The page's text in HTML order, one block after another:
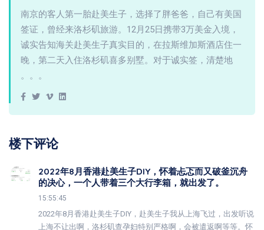
南京的客人第一胎赴美生子，选择了胖爸爸，自己有美国
签证，曾经来洛杉矶旅游。12月25日携带3万美金入境，
诚实告知海关赴美生子真实目的，在拉斯维加斯酒店住一
晚，第二天入住洛杉矶喜多别墅。对于诚实签，清楚地
。。。
楼下评论
2022年8月香港赴美生子DIY，怀着忐忑而又破釜沉舟
的决心，一个人带着三个大行李箱，就出发了。
15:55:45
2022年8月香港赴美生子DIY，赴美生子我从上海飞过，出发听说
上海不让出啊，洛杉矶查孕妇特别严格啊，会被遣返啊等等。怀